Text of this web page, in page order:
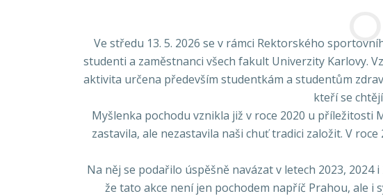
Ve středu 13. 5. 2026 se v rámci Rektorského
studenti a zaměstnanci všech fakult Univerzity Karlovy.
aktivita určena především studentkám a studentům
kteří se
Myšlenka pochodu vznikla již v roce 2020 u příležitosti
zastavila, ale nezastavila naši chuť tradici založit. V
Na něj se podařilo úspěšně navázat v letech 2023,
že tato akce není jen pochodem napříč Prahou, ale